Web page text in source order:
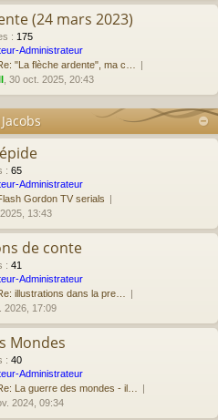
(24 mars 2023)
: 175
Administrateur
"La flèche ardente", ma c…
, 30 oct. 2025, 20:43
: 65
Administrateur
Gordon TV serials
2025, 13:43
de conte
: 41
Administrateur
illustrations dans la pre…
2026, 17:09
Mondes
: 40
Administrateur
La guerre des mondes - il…
2024, 09:34